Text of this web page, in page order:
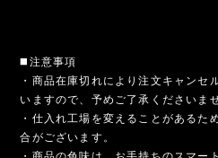
◼️注意事項
・商品在庫切れにより注文キャンセ
いますので、予めご了承くださいませ
・仕入れ工場を変えることがあるた
合がございます。